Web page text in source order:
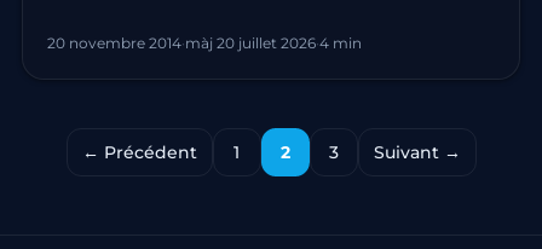
20 novembre 2014·màj 20 juillet 2026·4 min
Pagination des
← Précédent 1 2 3 Suivant →